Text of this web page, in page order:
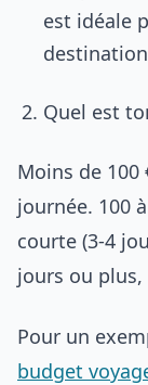
est idéale
Quel est
Moins de 100
journée. 100
courte (3-4
jours ou
Pour un
budget